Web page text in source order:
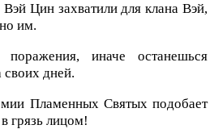
Цин захватили для клана Вэй,
им.
иначе останешься
дней.
Пламенных Святых подобает
грязь лицом!